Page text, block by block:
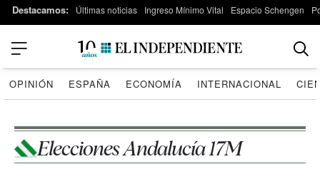
Destacamos: Últimas noticias Ingreso Mínimo Vital Espacio Schengen
OPINIÓN ESPAÑA ECONOMÍA INTERNACIONAL
Elecciones Andalucía 17M